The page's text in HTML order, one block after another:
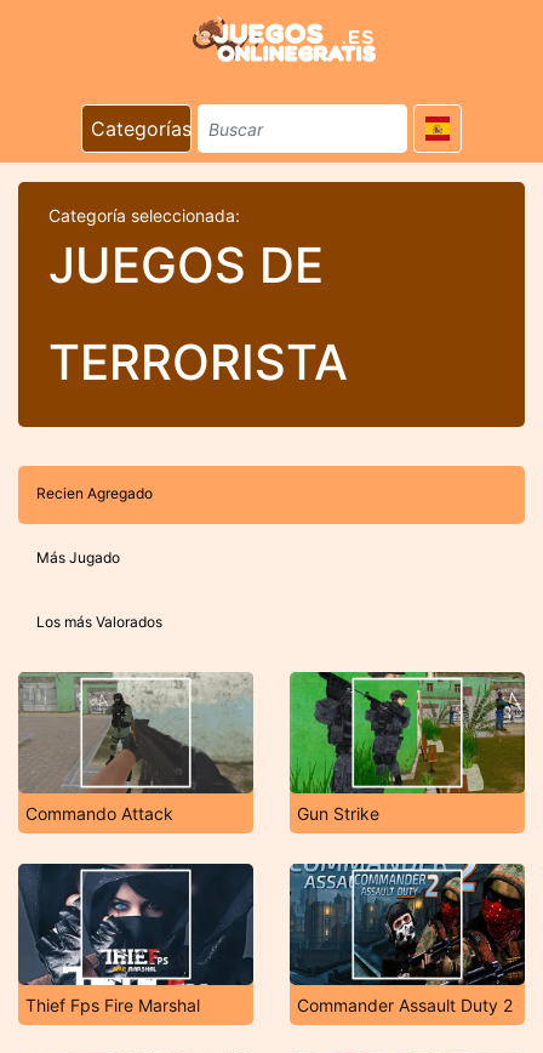
Categorías
Categoría seleccionada:
JUEGOS DE
TERRORISTA
Recien Agregado
Más Jugado
Los más Valorados
Commando Attack Gun Strike
Thief Fps Fire Marshal Commander Assault Duty 2